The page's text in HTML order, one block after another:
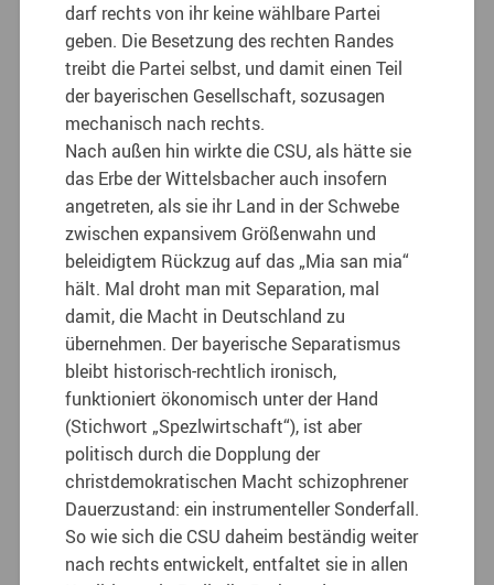
darf rechts von ihr keine wählbare Partei
geben. Die Besetzung des rechten Randes
treibt die Partei selbst, und damit einen Teil
der bayerischen Gesellschaft, sozusagen
mechanisch nach rechts.
Nach außen hin wirkte die CSU, als hätte sie
das Erbe der Wittelsbacher auch insofern
angetreten, als sie ihr Land in der Schwebe
zwischen expansivem Größenwahn und
beleidigtem Rückzug auf das „Mia san mia“
hält. Mal droht man mit Separation, mal
damit, die Macht in Deutschland zu
übernehmen. Der bayerische Separatismus
bleibt historisch-rechtlich ironisch,
funktioniert ökonomisch unter der Hand
(Stichwort „Spezlwirtschaft“), ist aber
politisch durch die Dopplung der
christdemokratischen Macht schizophrener
Dauerzustand: ein instrumenteller Sonderfall.
So wie sich die CSU daheim beständig weiter
nach rechts entwickelt, entfaltet sie in allen